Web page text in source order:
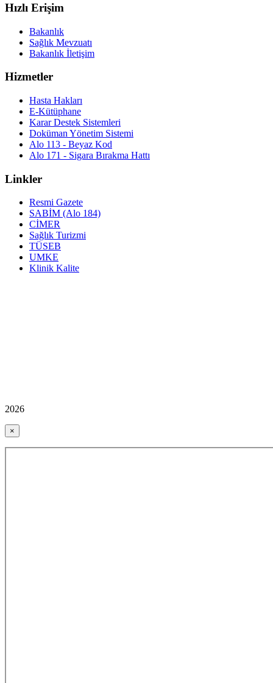
Hızlı Erişim
Bakanlık
Sağlık Mevzuatı
Bakanlık İletişim
Hizmetler
Hasta Hakları
E-Kütüphane
Karar Destek Sistemleri
Doküman Yönetim Sistemi
Alo 113 - Beyaz Kod
Alo 171 - Sigara Bırakma Hattı
Linkler
Resmi Gazete
SABİM (Alo 184)
CİMER
Sağlık Turizmi
TÜSEB
UMKE
Klinik Kalite
2026
×